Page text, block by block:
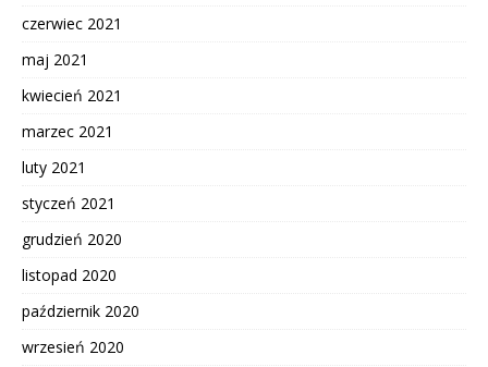
czerwiec 2021
maj 2021
kwiecień 2021
marzec 2021
luty 2021
styczeń 2021
grudzień 2020
listopad 2020
październik 2020
wrzesień 2020